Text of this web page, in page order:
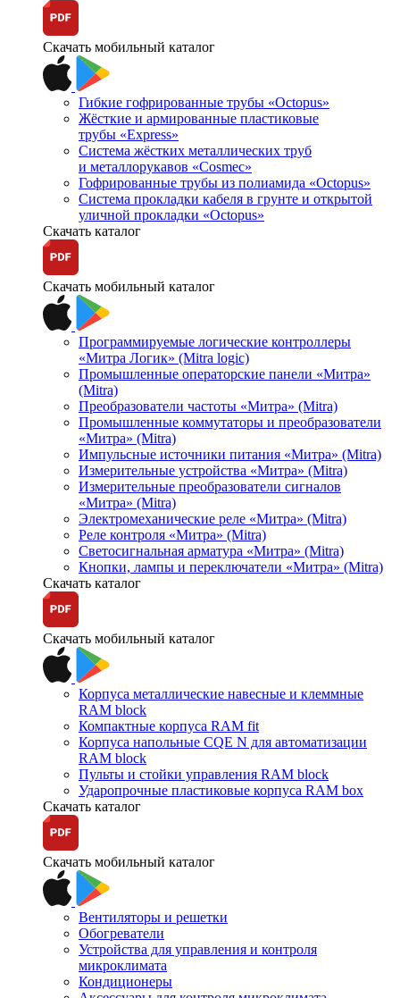
Скачать мобильный каталог
Гибкие гофрированные трубы «Octopus»
Жёсткие и армированные пластиковые
трубы «Express»
Система жёстких металлических труб
и металлорукавов «Cosmec»
Гофрированные трубы из полиамида «Octopus»
Система прокладки кабеля в грунте и открытой
уличной прокладки «Octopus»
Скачать каталог
Скачать мобильный каталог
Программируемые логические контроллеры
«Митра Логик» (Mitra logic)
Промышленные операторские панели «Митра»
(Mitra)
Преобразователи частоты «Митра» (Mitra)
Промышленные коммутаторы и преобразователи
«Митра» (Mitra)
Импульсные источники питания «Митра» (Mitra)
Измерительные устройства «Митра» (Mitra)
Измерительные преобразователи сигналов
«Митра» (Mitra)
Электромеханические реле «Митра» (Mitra)
Реле контроля «Митра» (Mitra)
Светосигнальная арматура «Митра» (Mitra)
Кнопки, лампы и переключатели «Митра» (Mitra)
Скачать каталог
Скачать мобильный каталог
Корпуса металлические навесные и клеммные
RAM block
Компактные корпуса RAM fit
Корпуса напольные CQE N для автоматизации
RAM block
Пульты и стойки управления RAM block
Ударопрочные пластиковые корпуса RAM box
Скачать каталог
Скачать мобильный каталог
Вентиляторы и решетки
Обогреватели
Устройства для управления и контроля
микроклимата
Кондиционеры